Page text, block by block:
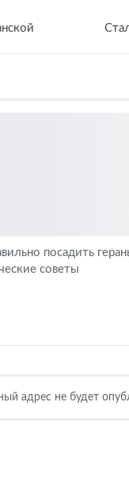
посадить
советы
адрес не будет